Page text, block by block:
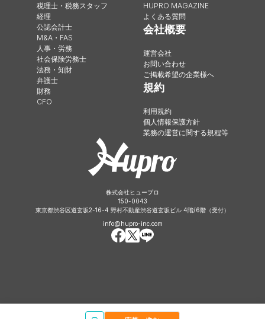
税理士・税務スタッフ
経理
公認会計士
M&A・FAS
人事・労務
社会保険労務士
法務・知財
弁護士
財務
CFO
HUPRO MAGAZINE
よくある質問
会社概要
運営会社
お問い合わせ
ご掲載希望の企業様へ
規約
利用規約
個人情報保護方針
業務の運営に関する規程等
株式会社ヒュープロ
150-0043
東京都渋谷区道玄坂2-16-4 野村不動産渋谷道玄坂ビル 4階/6階（受付）
info@hupro-inc.com